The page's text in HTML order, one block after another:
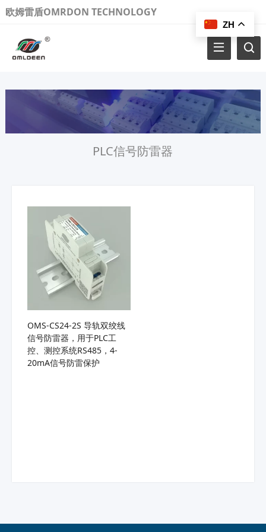
欧姆雷盾OMRDON TECHNOLOGY
PLC信号防雷器
OMS-CS24-2S 导轨双绞线
信号防雷器，用于PLC工
控、测控系统RS485，4-
20mA信号防雷保护
ZH